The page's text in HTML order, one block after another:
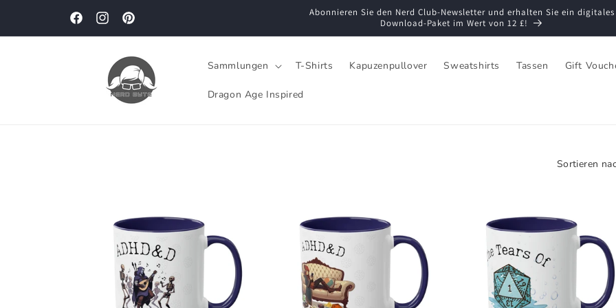
FacebookInstagramPinterest
Abonnieren Sie den Nerd Club-Newsletter und erhalten Sie ein digitales
Download-Paket im Wert von 12 £!
Sammlungen T-Shirts Kapuzenpullover Sweatshirts Tassen Gift
Dragon Age Inspired
Sortieren